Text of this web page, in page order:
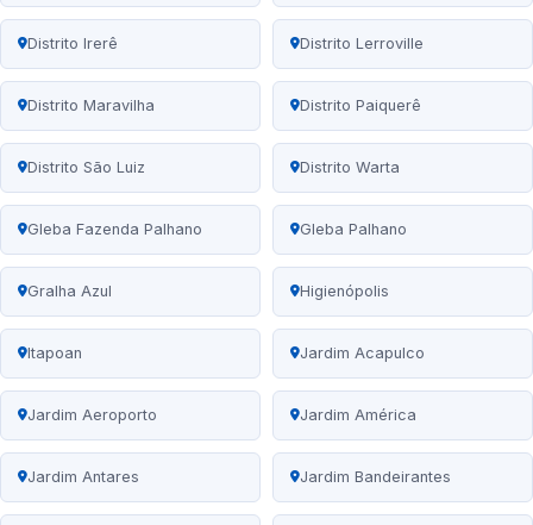
Distrito Irerê Distrito Lerroville
Distrito Maravilha Distrito Paiquerê
Distrito São Luiz Distrito Warta
Gleba Fazenda Palhano Gleba Palhano
Gralha Azul Higienópolis
Itapoan Jardim Acapulco
Jardim Aeroporto Jardim América
Jardim Antares Jardim Bandeirantes